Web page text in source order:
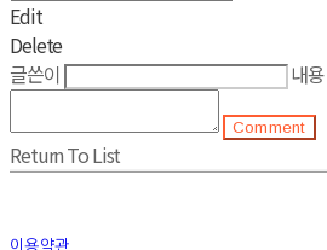
Edit
Delete
글쓴이
내용
Comment
Return To List
이용약관